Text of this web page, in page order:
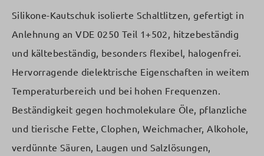
Silikone-Kautschuk isolierte Schaltlitzen, gefertigt in
Anlehnung an VDE 0250 Teil 1+502, hitzebeständig
und kältebeständig, besonders flexibel, halogenfrei.
Hervorragende dielektrische Eigenschaften in weitem
Temperaturbereich und bei hohen Frequenzen.
Beständigkeit gegen hochmolekulare Öle, pflanzliche
und tierische Fette, Clophen, Weichmacher, Alkohole,
verdünnte Säuren, Laugen und Salzlösungen,